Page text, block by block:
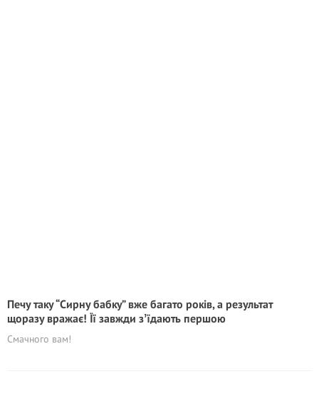
Печу таку “Сирну бабку” вже багато років, а результат
щоразу вражає! Її завжди зʼїдають першою
Смачного вам!